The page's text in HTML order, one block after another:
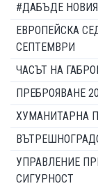
#ДАБЪДЕ
ЕВРОПЕЙСКА
СЕПТЕМВРИ
ЧАСЪТ НА
ПРЕБРОЯВАНЕ
ХУМАНИТАРНА
УПРАВЛЕНИЕ
СИГУРНОСТ